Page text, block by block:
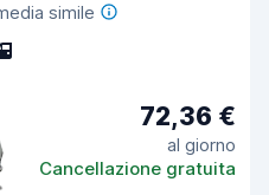
simile
72,36 €
al giorno
Cancellazione gratuita